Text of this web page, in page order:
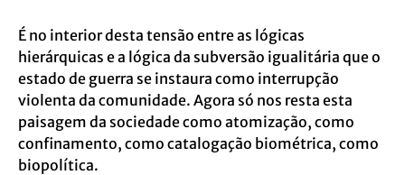
É no interior desta tensão entre as lógicas
hierárquicas e a lógica da subversão igualitária que o
estado de guerra se instaura como interrupção
violenta da comunidade. Agora só nos resta esta
paisagem da sociedade como atomização, como
confinamento, como catalogação biométrica, como
biopolítica.